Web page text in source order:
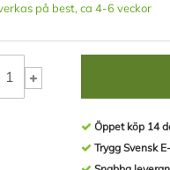
på best, ca 4-6 veckor
Öppet köp 14
Trygg Svensk